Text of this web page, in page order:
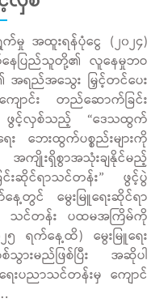
ရွက်မှု အထူးရန်ပုံငွေ (၂၀၂၄)
နေပြည်သူတို့၏ လူနေမှုဘဝ
၏ အရည်အသွေး မြှင့်တင်ပေး
ောင်း တည်ဆောက်ခြင်း
ဖွင့်လှစ်သည့် “ဒေသထွက်
း ဘေးထွက်ပစ္စည်းများကို
အကျိုးရှိစွာအသုံးချနိုင်မည့်
င်းဆိုင်ရာသင်တန်း” ဖွင့်ပွဲ
ေ့တွင် မွေးမြူရေးဆိုင်ရာ
သင်တန်း ပထမအကြိမ်ကို
၅ ရက်နေ့ထိ) မွေးမြူရေး
းမည်ဖြစ်ပြီး အဆိုပါ
းပညာသင်တန်းမှ ကျောင်